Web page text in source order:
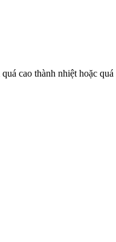
cao thành nhiệt hoặc quá